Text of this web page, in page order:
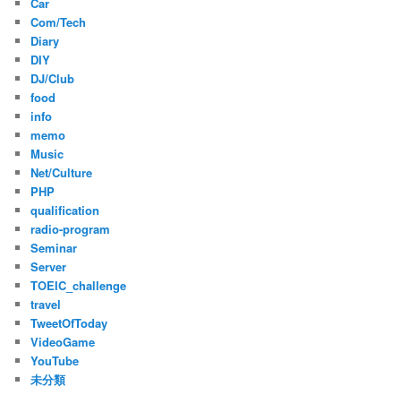
Com/Tech
Diary
DIY
DJ/Club
food
info
memo
Music
Net/Culture
PHP
qualification
radio-program
Seminar
Server
TOEIC_challenge
travel
TweetOfToday
VideoGame
YouTube
未分類